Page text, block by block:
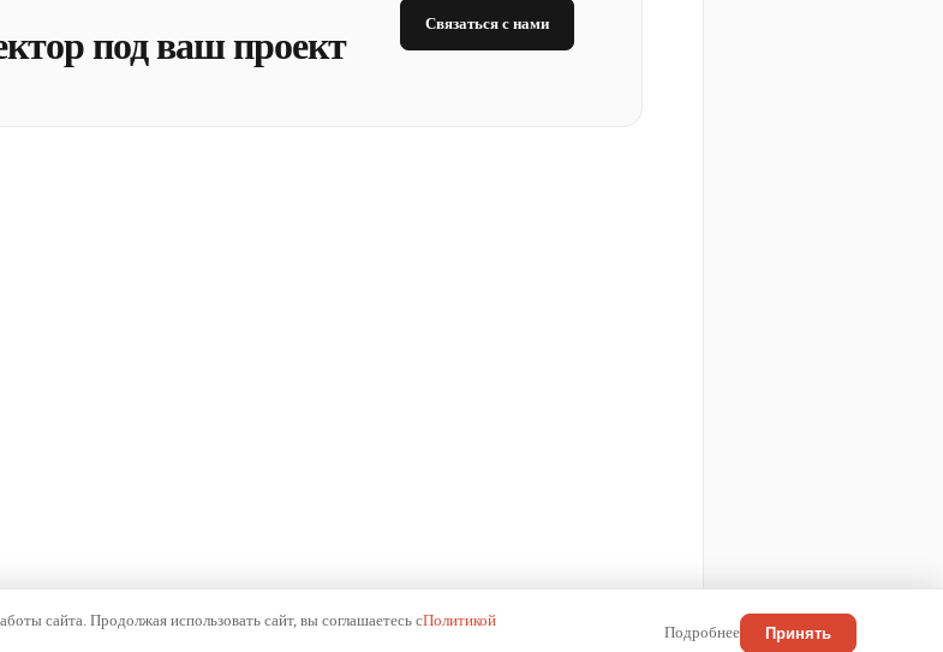
под ваш проект Связаться с нами
сайта. Продолжая использовать сайт, вы соглашаетесь сПолитикой
Подробнее Принять